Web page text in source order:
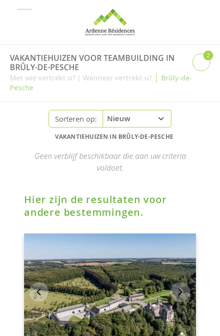
VAKANTIEHUIZEN VOOR TEAMBUILDING IN
BRÛLY-DE-PESCHE
Met wie vertrekt u? | Wanneer vertrekt u? | Brûly-de-
Pesche
2
Sorteren op:
VAKANTIEHUIZEN IN BRÛLY-DE-PESCHE
Geen verblijf beschikbaar die aan uw criteria
voldoet.
Hier zijn de resultaten voor
andere bestemmingen.